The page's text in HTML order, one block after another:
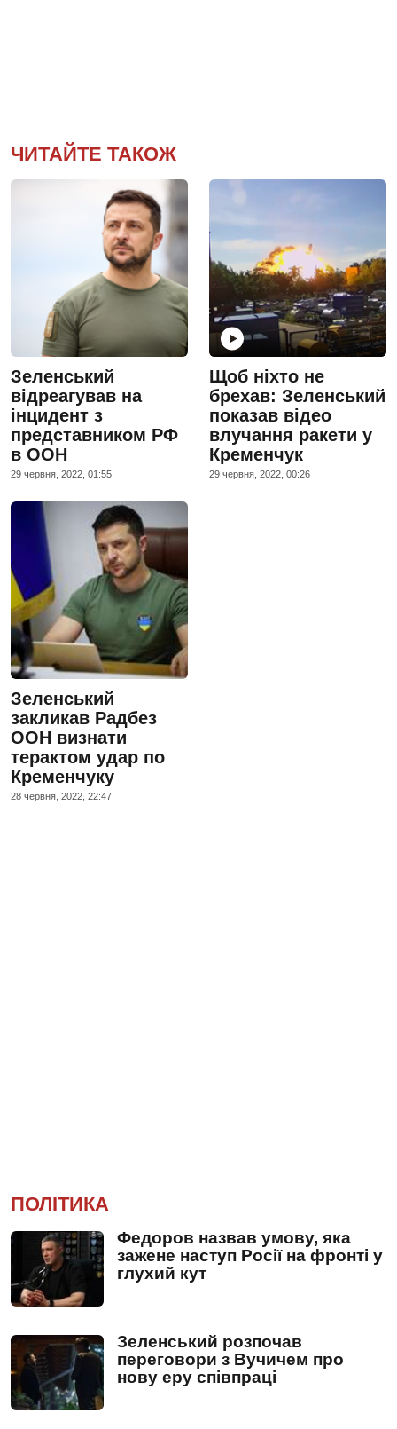
ЧИТАЙТЕ ТАКОЖ
Зеленський
відреагував на
інцидент з
представником РФ
в ООН
29 червня, 2022, 01:55
Щоб ніхто не
брехав: Зеленський
показав відео
влучання ракети у
Кременчук
29 червня, 2022, 00:26
Зеленський
закликав Радбез
ООН визнати
терактом удар по
Кременчуку
28 червня, 2022, 22:47
ПОЛІТИКА
Федоров назвав умову, яка
зажене наступ Росії на фронті у
глухий кут
Зеленський розпочав
переговори з Вучичем про
нову еру співпраці